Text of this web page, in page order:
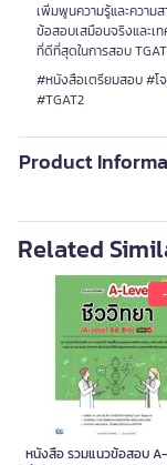
เพิ่มพูนความรู้และความ
ข้อสอบเสมือนจริงและเ
ที่ดีที่สุดในการสอบ
#หนังสือเตรียมสอบ #โ
#TGAT2
Product
Related
หนังสือ รวมแนวข้อสอบ